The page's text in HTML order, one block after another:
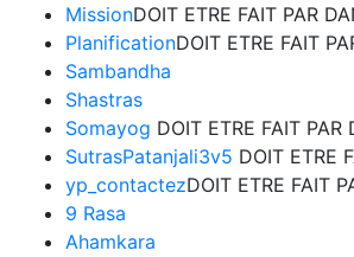
MissionDOIT ETRE FAIT PAR
PlanificationDOIT ETRE FAIT
Sambandha
Shastras
Somayog DOIT ETRE FAIT PAR
SutrasPatanjali3v5 DOIT ETRE
yp_contactezDOIT ETRE FAIT
9 Rasa
Ahamkara